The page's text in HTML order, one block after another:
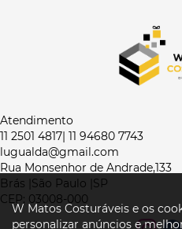
Atendimento
11 2501 4817| 11 94680 7743
lugualda@gmail.com
Rua Monsenhor de Andrade,133
Brás |São Paulo |SP
CEP: 03008-000
W Matos Costuráveis e os
personalizar anúncios e